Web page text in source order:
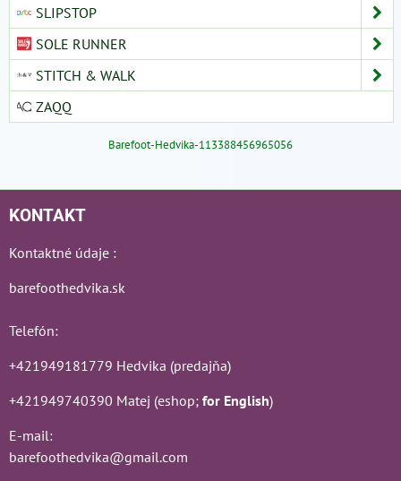
SLIPSTOP
SOLE RUNNER
STITCH & WALK
ZAQQ
Barefoot-Hedvika-113388456965056
KONTAKT
Kontaktné údaje :
barefoothedvika.sk
Telefón:
+421949181779 Hedvika (predajňa)
+421949740390 Matej (eshop; for English)
E-mail:
barefoothedvika@gmail.com